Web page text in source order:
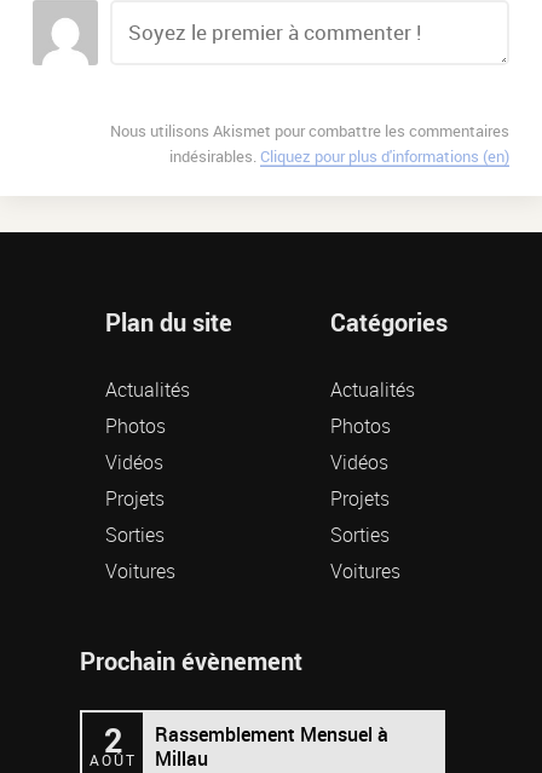
Nous utilisons Akismet pour combattre les commentaires
indésirables.Cliquez pour plus d'informations (en)
Plan du site
Actualités
Photos
Vidéos
Projets
Sorties
Voitures
Catégories
Actualités
Photos
Vidéos
Projets
Sorties
Voitures
Prochain évènement
2
AOÛT
Rassemblement Mensuel à
Millau